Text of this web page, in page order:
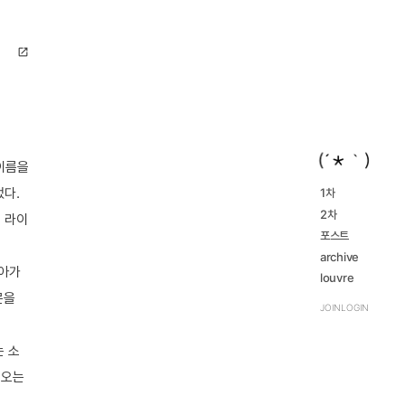
1차
navigate_next2016...
navigate_next 2023...
2차
navigate_next2016...
2023...
포스트
archive
navigate_nextreview
louvre
JOINLOGIN
open_in_new
름을
다.
이
가
소
는